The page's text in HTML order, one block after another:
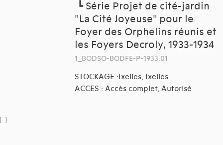
┗ Série Projet de cité-jardin
"La Cité Joyeuse" pour le
Foyer des Orphelins réunis et
les Foyers Decroly, 1933-1934
1_BODSO-BODFE-P-1933.01
STOCKAGE :Ixelles, Ixelles
ACCES : Accès complet, Autorisé